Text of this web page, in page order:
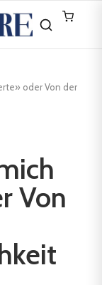
oder Von der
Von